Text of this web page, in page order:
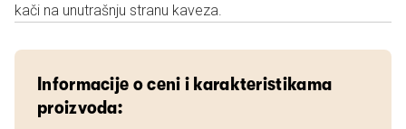
kači na unutrašnju stranu kaveza.
Informacije o ceni i karakteristikama
proizvoda: